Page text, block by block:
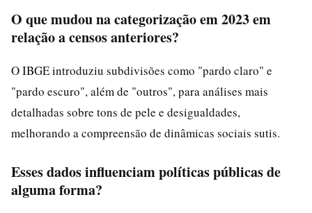
O que mudou na categorização em 2023 em
relação a censos anteriores?
O IBGE introduziu subdivisões como "pardo claro" e
"pardo escuro", além de "outros", para análises mais
detalhadas sobre tons de pele e desigualdades,
melhorando a compreensão de dinâmicas sociais sutis.
Esses dados influenciam políticas públicas de
alguma forma?